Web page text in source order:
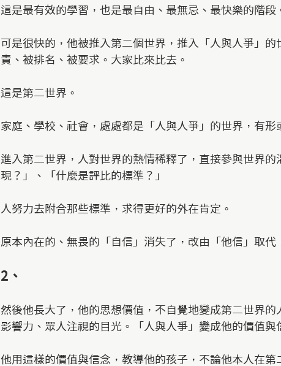
這是最有效的學習，也是最自由、最無忌、最快樂的階段
可是很快的，他被推入第二個世界，推入「人與人爭」
責、被排名、被要求。大家比來比去。
這是第二世界。
家庭、學校、社會，處處都是「人與人爭」的世界，有形
進入第二世界，人對世界的熱情稀釋了，直接參與世界
現？」、「什麼是評比的標準？」
人努力去附合那些標準，求得更好的外在肯定。
原本內在的、無畏的「自信」消失了，改由「他信」取代
2、
然後他長大了，他的思想價值，不自覺地變成第二世界
影響力、眾人注視的目光。「人與人爭」變成他的價值與
他用這樣的價值與信念，教導他的孩子，不論他本人在第